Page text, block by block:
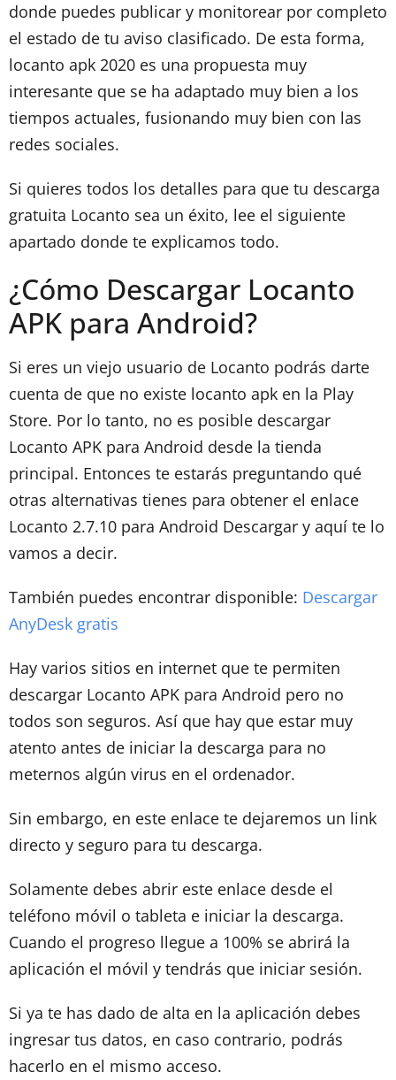
donde puedes publicar y monitorear por completo
el estado de tu aviso clasificado. De esta forma,
locanto apk 2020 es una propuesta muy
interesante que se ha adaptado muy bien a los
tiempos actuales, fusionando muy bien con las
redes sociales.
Si quieres todos los detalles para que tu descarga
gratuita Locanto sea un éxito, lee el siguiente
apartado donde te explicamos todo.
¿Cómo Descargar Locanto
APK para Android?
Si eres un viejo usuario de Locanto podrás darte
cuenta de que no existe locanto apk en la Play
Store. Por lo tanto, no es posible descargar
Locanto APK para Android desde la tienda
principal. Entonces te estarás preguntando qué
otras alternativas tienes para obtener el enlace
Locanto 2.7.10 para Android Descargar y aquí te lo
vamos a decir.
También puedes encontrar disponible: Descargar
AnyDesk gratis
Hay varios sitios en internet que te permiten
descargar Locanto APK para Android pero no
todos son seguros. Así que hay que estar muy
atento antes de iniciar la descarga para no
meternos algún virus en el ordenador.
Sin embargo, en este enlace te dejaremos un link
directo y seguro para tu descarga.
Solamente debes abrir este enlace desde el
teléfono móvil o tableta e iniciar la descarga.
Cuando el progreso llegue a 100% se abrirá la
aplicación el móvil y tendrás que iniciar sesión.
Si ya te has dado de alta en la aplicación debes
ingresar tus datos, en caso contrario, podrás
hacerlo en el mismo acceso.